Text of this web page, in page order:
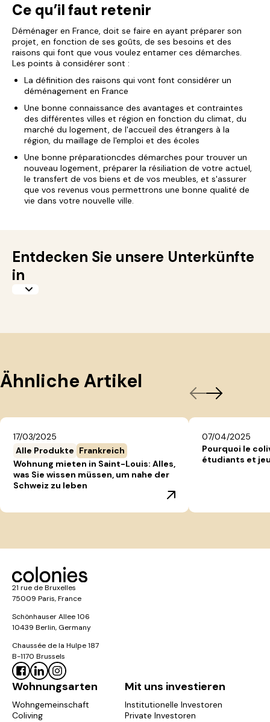
Ce qu’il faut retenir
Déménager en France, doit se faire en ayant préparer son
projet, en fonction de ses goûts, de ses besoins et des
raisons qui font que vous voulez entamer ces démarches.
Les points à considérer sont :
La définition des raisons qui vont font considérer un
déménagement en France
Une bonne connaissance des avantages et contraintes
des différentes villes et région en fonction du climat, du
marché du logement, de l'accueil des étrangers à la
région, du maillage de l'emploi et des écoles
Une bonne préparationcdes démarches pour trouver un
nouveau logement, préparer la résiliation de votre actuel,
le transfert de vos biens et de vos meubles, et s'assurer
que vos revenus vous permettrons une bonne qualité de
vie dans votre nouvelle ville.
Entdecken Sie unsere Unterkünfte
in
Ähnliche Artikel
17/03/2025
Alle Produkte Frankreich
Wohnung mieten in Saint-Louis: Alles,
was Sie wissen müssen, um nahe der
Schweiz zu leben
07/04/2025
Pourquoi le
étudiants et
21 rue de Bruxelles
75009 Paris, France
Schönhauser Allee 106
10439 Berlin, Germany
Chaussée de la Hulpe 187
B-1170 Brussels
Wohnungsarten
Wohngemeinschaft
Coliving
Mit uns investieren
Institutionelle Investoren
Private Investoren